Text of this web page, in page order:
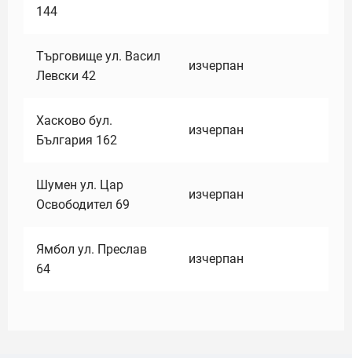
144
Търговище ул. Васил
Левски 42
изчерпан
Хасково бул.
България 162
изчерпан
Шумен ул. Цар
Освободител 69
изчерпан
Ямбол ул. Преслав
64
изчерпан